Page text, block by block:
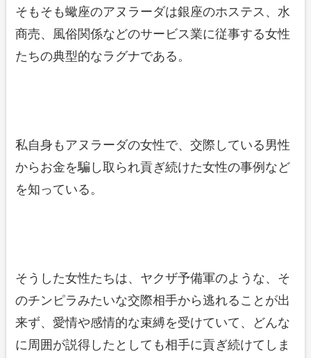
そもそも蠍座のアヌラーダは銀座のホステス、水
商売、風俗関係などのサービス業に従事する女性
たちの典型的なラグナである。
私自身もアヌラーダの女性で、交際している男性
からお金を騙し取られ貢ぎ続けた女性の事例など
を知っている。
そうした女性たちは、ヤクザ予備軍のような、そ
のチンピラみたいな交際相手から逃れることが出
来ず、愛情や感情的な束縛を受けていて、どんな
に周囲が説得したとしても相手に貢ぎ続けてしま